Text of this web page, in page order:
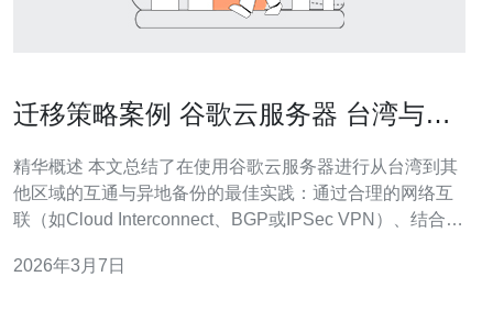
迁移策略案例 谷歌云服务器 台湾与其
精华概述 本文总结了在使用谷歌云服务器进行从台湾到其
他区域的互通与异地备份的最佳实践：通过合理的网络互
联（如Cloud Interconnect、BGP或IPSec VPN）、结合
据库与文件的跨区备份，并通过DNS与健康检查实现自动
2026年3月7日